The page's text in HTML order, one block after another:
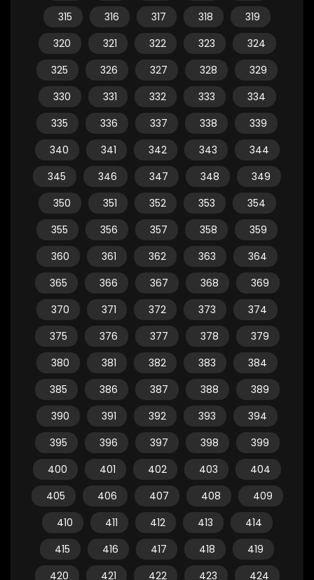
315
316 317 318
319
320
321 322 323
324
325
326 327 328
329
330
331 332 333
334
335
336 337 338
339
340
341 342 343
344
345
346 347 348
349
350
351 352 353
354
355
356 357 358
359
360
361 362 363
364
365
366 367 368
369
370
371 372 373
374
375
376 377 378
379
380
381 382 383
384
385
386 387 388
389
390
391 392 393
394
395
396 397 398
399
400
401 402 403
404
405
406 407 408
409
410
411 412 413
414
415
416 417 418
419
420
421 422 423 424